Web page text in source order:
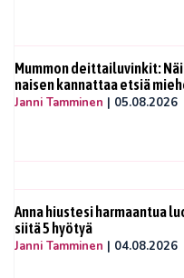
Mummon deittailuvinkit:
naisen kannattaa etsiä
Janni Tamminen | 05.08.2026
Anna hiustesi harmaantua
siitä 5 hyötyä
Janni Tamminen | 04.08.2026